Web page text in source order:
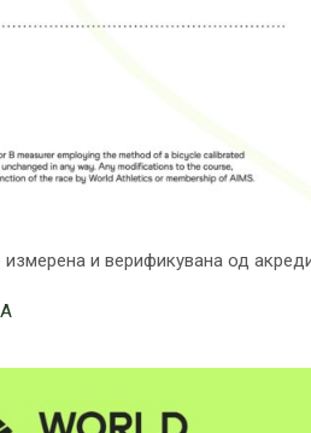
и верификувана од